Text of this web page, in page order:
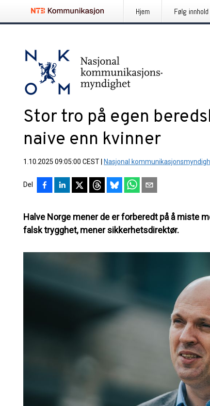
Hjem Følg innhold
Stor tro på egen
naive enn kvinner
1.10.2025 09:05:00 CEST Nasjonal
Del
Halve Norge mener de er forberedt på å miste
falsk trygghet, mener sikkerhetsdirektør.